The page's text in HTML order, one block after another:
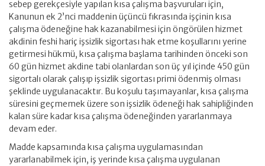
sebep gerekçesiyle yapılan kısa çalışma başvuruları için,
Kanunun ek 2’nci maddenin üçüncü fıkrasında işçinin kısa
çalışma ödeneğine hak kazanabilmesi için öngörülen hizmet
akdinin feshi hariç işsizlik sigortası hak etme koşullarını yerine
getirmesi hükmü, kısa çalışma başlama tarihinden önceki son
60 gün hizmet akdine tabi olanlardan son üç yıl içinde 450 gün
sigortalı olarak çalışıp işsizlik sigortası primi ödenmiş olması
şeklinde uygulanacaktır. Bu koşulu taşımayanlar, kısa çalışma
süresini geçmemek üzere son işsizlik ödeneği hak sahipliğinden
kalan süre kadar kısa çalışma ödeneğinden yararlanmaya
devam eder.
Madde kapsamında kısa çalışma uygulamasından
yararlanabilmek için, iş yerinde kısa çalışma uygulanan